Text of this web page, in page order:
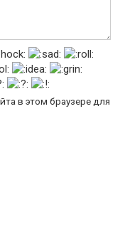
в этом браузере для